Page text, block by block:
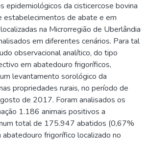
epidemiológicos da cisticercose bovina
estabelecimentos de abate e em
na Microrregião de Uberlândia
em diferentes cenários. Para tal
observacional analítico, do tipo
em abatedouro frigoríficos,
levantamento sorológico da
propriedades rurais, no período de
de 2017. Foram analisados os
1.186 animais positivos a
total de 175.947 abatidos (0,67%
abatedouro frigorífico localizado no